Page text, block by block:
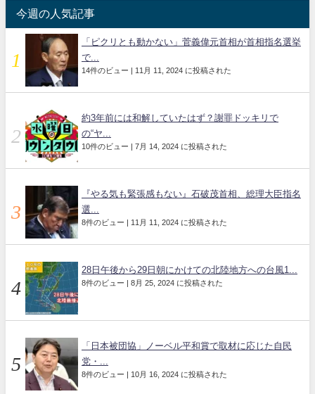
今週の人気記事
「ピクリとも動かない」菅義偉元首相が首相指名選挙
で...
14件のビュー | 11月 11, 2024 に投稿された
約3年前には和解していたはず？謝罪ドッキリで
の“ヤ...
10件のビュー | 7月 14, 2024 に投稿された
『やる気も緊張感もない』石破茂首相、総理大臣指名
選...
8件のビュー | 11月 11, 2024 に投稿された
28日午後から29日朝にかけての北陸地方への台風1...
8件のビュー | 8月 25, 2024 に投稿された
「日本被団協」ノーベル平和賞で取材に応じた自民
党・...
8件のビュー | 10月 16, 2024 に投稿された